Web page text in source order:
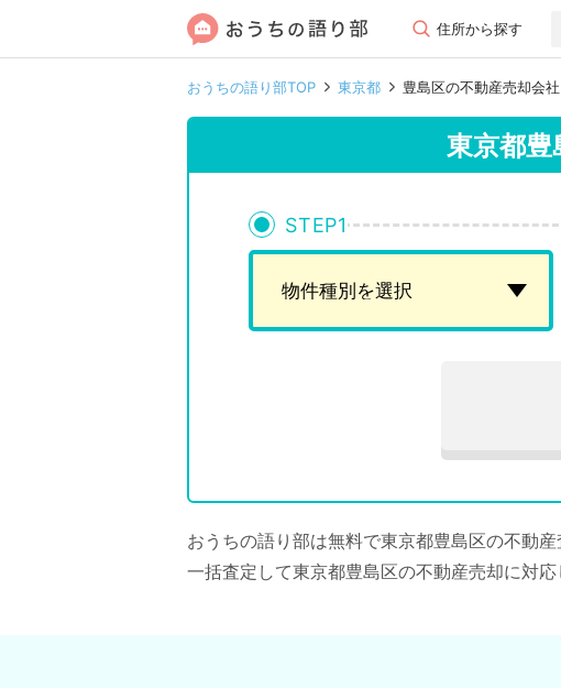
住所から探す
おうちの語り部TOP 東京都 豊島区の不動産売却会社
東京都豊
STEP1
おうちの語り部は無料で東京都豊島区の不動産
一括査定して東京都豊島区の不動産売却に対